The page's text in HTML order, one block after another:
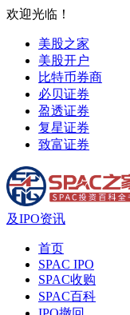
欢迎光临！
美股之家
美股开户
比特币券商
必贝证券
盈透证券
复星证券
致富证券
及IPO资讯
首页
SPAC IPO
SPAC收购
SPAC百科